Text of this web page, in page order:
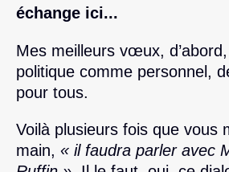
échange ici...
Mes meilleurs vœux,
politique comme personnel,
pour tous.
Voilà plusieurs fois que vous
main, « il faudra parler avec